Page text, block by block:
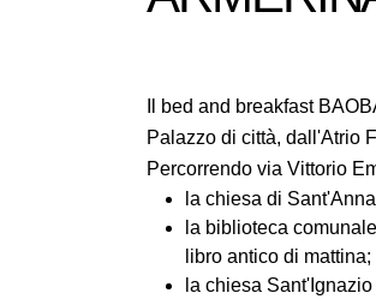
Il bed and breakfast
Palazzo di città, dall'Atrio
Percorrendo via Vittorio
la chiesa di
la biblioteca
libro antico di mattina;
la chiesa